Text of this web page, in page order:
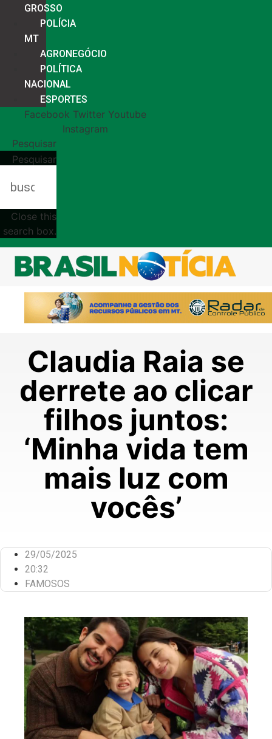
GROSSO
POLÍCIA
MT
AGRONEGÓCIO
POLÍTICA
NACIONAL
ESPORTES
Facebook Twitter Youtube
Instagram
Pesquisar
Pesquisar
Close this
search box.
Claudia Raia se
derrete ao clicar
filhos juntos:
‘Minha vida tem
mais luz com
vocês’
29/05/2025
20:32
FAMOSOS